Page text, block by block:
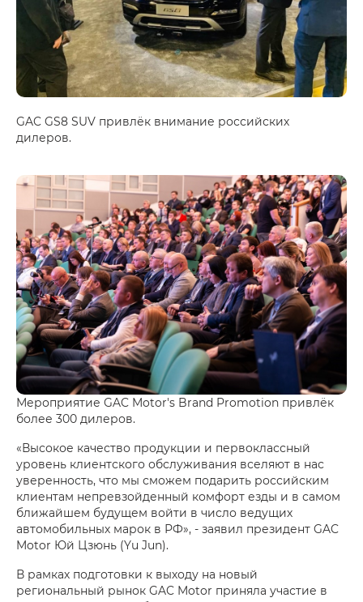
GAC GS8 SUV привлёк внимание российских
дилеров.
Мероприятие GAC Motor's Brand Promotion привлёк
более 300 дилеров.
«Высокое качество продукции и первоклассный
уровень клиентского обслуживания вселяют в нас
уверенность, что мы сможем подарить российским
клиентам непревзойденный комфорт езды и в самом
ближайшем будущем войти в число ведущих
автомобильных марок в РФ», - заявил президент GAC
Motor Юй Цзюнь (Yu Jun).
В рамках подготовки к выходу на новый
региональный рынок GAC Motor приняла участие в